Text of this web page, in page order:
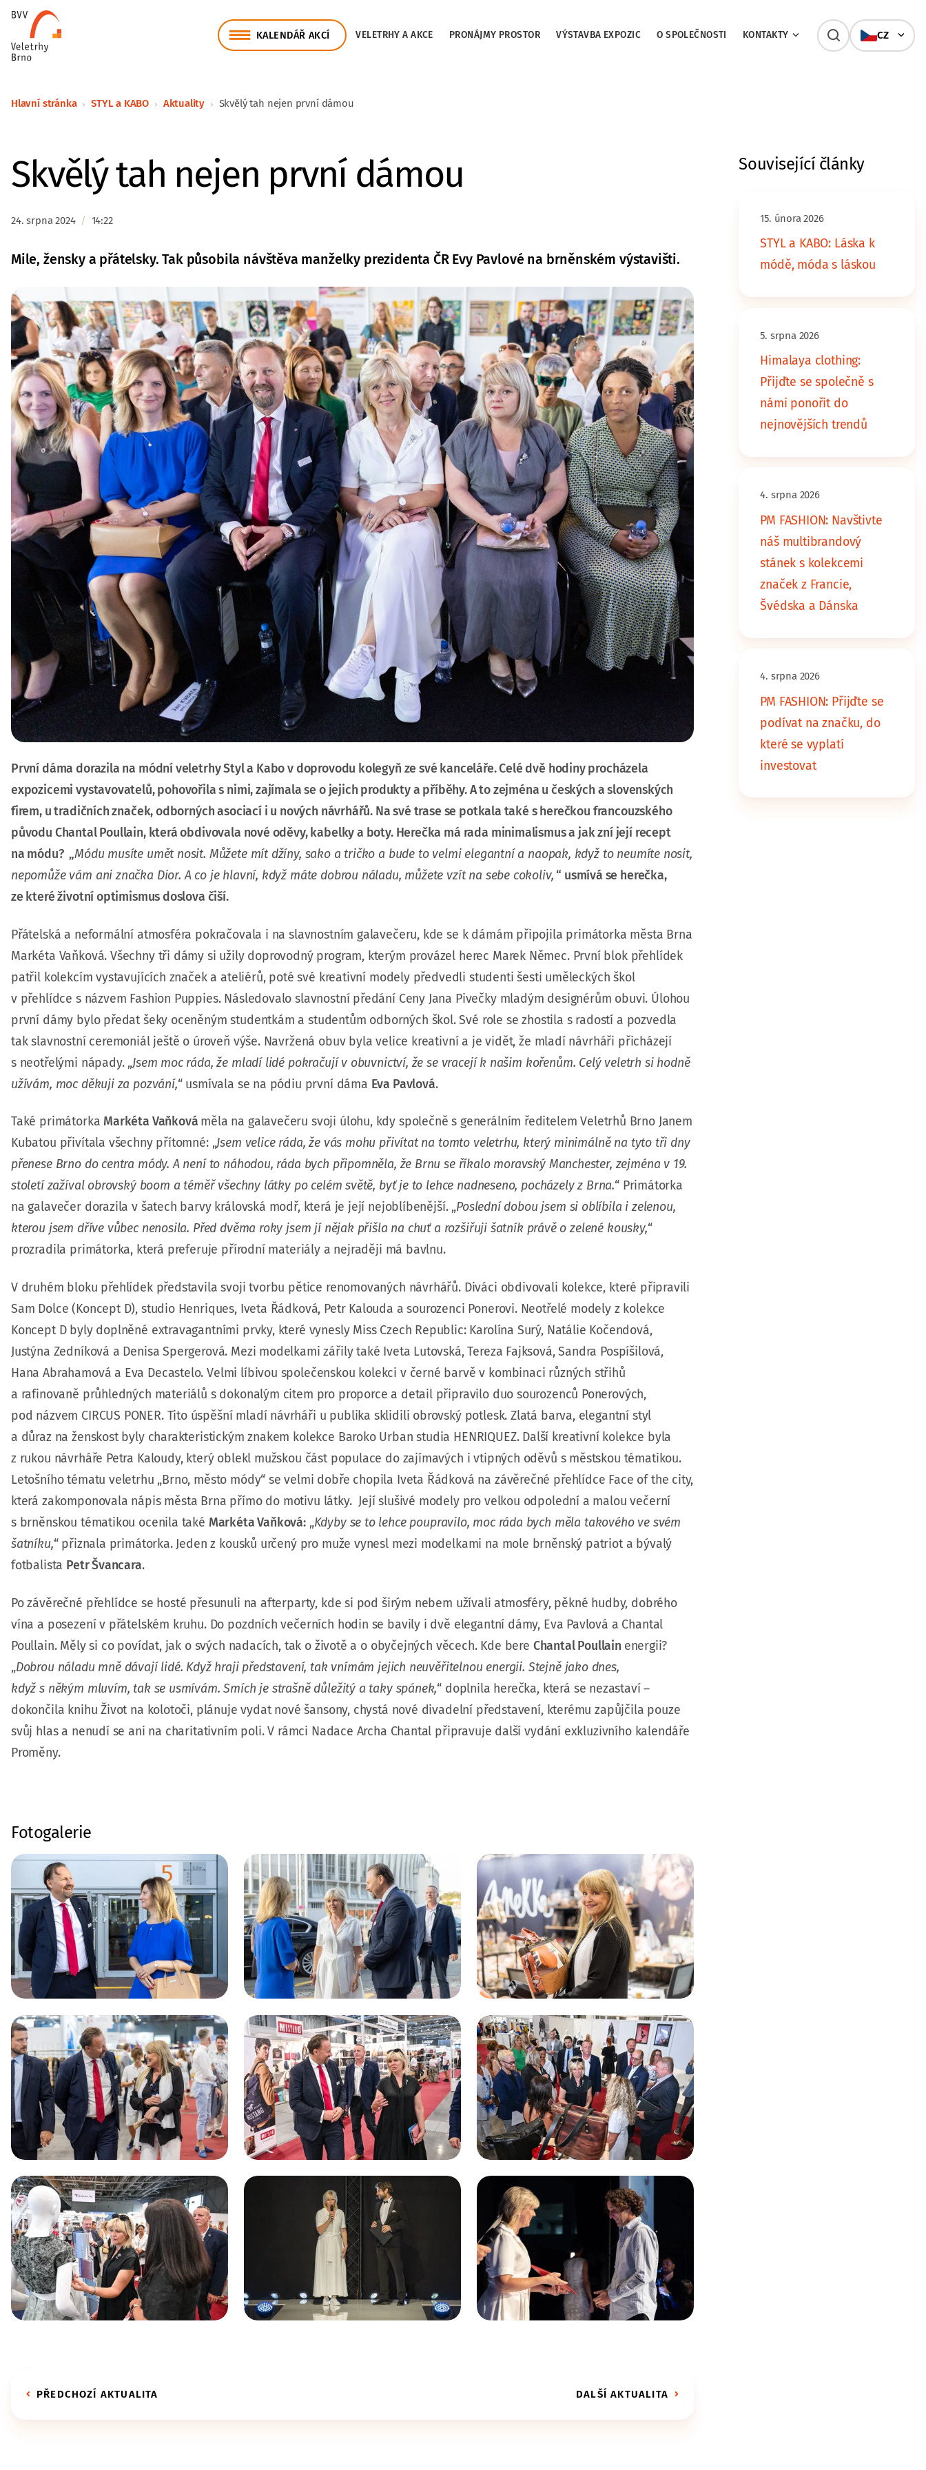
KALENDÁŘ AKCÍ VELETRHY A AKCE PRONÁJMY PROSTOR VÝSTAVBA EXPOZIC O SPOLEČNOSTI KONTAKTY CZ
Hlavní stránka STYL a KABO Aktuality Skvělý tah nejen první dámou
Skvělý tah nejen první dámou
24. srpna 2024 / 14:22
Mile, žensky a přátelsky. Tak působila návštěva manželky prezidenta ČR Evy Pavlové na brněnském výstavišti.
První dáma dorazila na módní veletrhy Styl a Kabo v doprovodu kolegyň ze své kanceláře. Celé dvě hodiny procházela
expozicemi vystavovatelů, pohovořila s nimi, zajímala se o jejich produkty a příběhy. A to zejména u českých a slovenských
firem, u tradičních značek, odborných asociací i u nových návrhářů. Na své trase se potkala také s herečkou francouzského
původu Chantal Poullain, která obdivovala nové oděvy, kabelky a boty. Herečka má rada minimalismus a jak zní její recept
na módu? „Módu musíte umět nosit. Můžete mít džíny, sako a tričko a bude to velmi elegantní a naopak, když to neumíte nosit,
nepomůže vám ani značka Dior. A co je hlavní, když máte dobrou náladu, můžete vzít na sebe cokoliv,“ usmívá se herečka,
ze které životní optimismus doslova čiší.
Přátelská a neformální atmosféra pokračovala i na slavnostním galavečeru, kde se k dámám připojila primátorka města Brna
Markéta Vaňková. Všechny tři dámy si užily doprovodný program, kterým provázel herec Marek Němec. První blok přehlídek
patřil kolekcím vystavujících značek a ateliérů, poté své kreativní modely předvedli studenti šesti uměleckých škol
v přehlídce s názvem Fashion Puppies. Následovalo slavnostní předání Ceny Jana Pivečky mladým designérům obuvi. Úlohou
první dámy bylo předat šeky oceněným studentkám a studentům odborných škol. Své role se zhostila s radostí a pozvedla
tak slavnostní ceremoniál ještě o úroveň výše. Navržená obuv byla velice kreativní a je vidět, že mladí návrháři přicházejí
s neotřelými nápady. „Jsem moc ráda, že mladí lidé pokračují v obuvnictví, že se vracejí k našim kořenům. Celý veletrh si hodně
užívám, moc děkuji za pozvání,“ usmívala se na pódiu první dáma Eva Pavlová.
Také primátorkaMarkéta Vaňková měla na galavečeru svoji úlohu, kdy společně s generálním ředitelem Veletrhů Brno Janem
Kubatou přivítala všechny přítomné: „Jsem velice ráda, že vás mohu přivítat na tomto veletrhu, který minimálně na tyto tři dny
přenese Brno do centra módy. A není to náhodou, ráda bych připomněla, že Brnu se říkalo moravský Manchester, zejména v 19.
století zažíval obrovský boom a téměř všechny látky po celém světě, byť je to lehce nadneseno, pocházely z Brna.“ Primátorka
na galavečer dorazila v šatech barvy královská modř, která je její nejoblíbenější. „Poslední dobou jsem si oblíbila i zelenou,
kterou jsem dříve vůbec nenosila. Před dvěma roky jsem jí nějak přišla na chuť a rozšiřuji šatník právě o zelené kousky,“
prozradila primátorka, která preferuje přírodní materiály a nejraději má bavlnu.
V druhém bloku přehlídek představila svoji tvorbu pětice renomovaných návrhářů. Diváci obdivovali kolekce, které připravili
Sam Dolce (Koncept D), studio Henriques, Iveta Řádková, Petr Kalouda a sourozenci Ponerovi. Neotřelé modely z kolekce
Koncept D byly doplněné extravagantními prvky, které vynesly Miss Czech Republic: Karolína Surý, Natálie Kočendová,
Justýna Zedníková a Denisa Spergerová. Mezi modelkami zářily také Iveta Lutovská, Tereza Fajksová, Sandra Pospíšilová,
Hana Abrahamová a Eva Decastelo. Velmi líbivou společenskou kolekci v černé barvě v kombinaci různých střihů
a rafinovaně průhledných materiálů s dokonalým citem pro proporce a detail připravilo duo sourozenců Ponerových,
pod názvem CIRCUS PONER. Tito úspěšní mladí návrháři u publika sklidili obrovský potlesk. Zlatá barva, elegantní styl
a důraz na ženskost byly charakteristickým znakem kolekce Baroko Urban studia HENRIQUEZ. Další kreativní kolekce byla
z rukou návrháře Petra Kaloudy, který oblekl mužskou část populace do zajímavých i vtipných oděvů s městskou tématikou.
Letošního tématu veletrhu „Brno, město módy“ se velmi dobře chopila Iveta Řádková na závěrečné přehlídce Face of the city,
která zakomponovala nápis města Brna přímo do motivu látky. Její slušivé modely pro velkou odpolední a malou večerní
s brněnskou tématikou ocenila také Markéta Vaňková:„Kdyby se to lehce poupravilo, moc ráda bych měla takového ve svém
šatníku,“ přiznala primátorka. Jeden z kousků určený pro muže vynesl mezi modelkami na mole brněnský patriot a bývalý
fotbalista Petr Švancara.
Po závěrečné přehlídce se hosté přesunuli na afterparty, kde si pod širým nebem užívali atmosféry, pěkné hudby, dobrého
vína a posezení v přátelském kruhu. Do pozdních večerních hodin se bavily i dvě elegantní dámy, Eva Pavlová a Chantal
Poullain. Měly si co povídat, jak o svých nadacích, tak o životě a o obyčejných věcech. Kde bere Chantal Poullain energii?
„Dobrou náladu mně dávají lidé. Když hraji představení, tak vnímám jejich neuvěřitelnou energii. Stejně jako dnes,
když s někým mluvím, tak se usmívám. Smích je strašně důležitý a taky spánek,“ doplnila herečka, která se nezastaví –
dokončila knihu Život na kolotoči, plánuje vydat nové šansony, chystá nové divadelní představení, kterému zapůjčila pouze
svůj hlas a nenudí se ani na charitativním poli. V rámci Nadace Archa Chantal připravuje další vydání exkluzivního kalendáře
Proměny.
Fotogalerie
PŘEDCHOZÍ AKTUALITA DALŠÍ AKTUALITA
Související články
15. února 2026
STYL a KABO: Láska k
módě, móda s láskou
5. srpna 2026
Himalaya clothing:
Přijďte se společně s
námi ponořit do
nejnovějších trendů
4. srpna 2026
PM FASHION: Navštivte
náš multibrandový
stánek s kolekcemi
značek z Francie,
Švédska a Dánska
4. srpna 2026
PM FASHION: Přijďte se
podívat na značku, do
které se vyplatí
investovat